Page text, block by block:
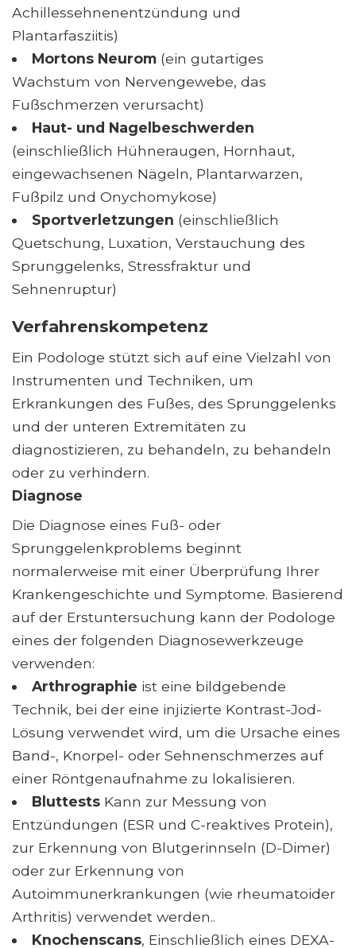
Achillessehnenentzündung und
Plantarfasziitis)
Mortons Neurom(ein gutartiges
Wachstum von Nervengewebe, das
Fußschmerzen verursacht)
Haut- und Nagelbeschwerden
(einschließlich Hühneraugen, Hornhaut,
eingewachsenen Nägeln, Plantarwarzen,
Fußpilz und Onychomykose)
Sportverletzungen (einschließlich
Quetschung, Luxation, Verstauchung des
Sprunggelenks, Stressfraktur und
Sehnenruptur)
Verfahrenskompetenz
Ein Podologe stützt sich auf eine Vielzahl von
Instrumenten und Techniken, um
Erkrankungen des Fußes, des Sprunggelenks
und der unteren Extremitäten zu
diagnostizieren, zu behandeln, zu behandeln
oder zu verhindern.
Diagnose
Die Diagnose eines Fuß- oder
Sprunggelenkproblems beginnt
normalerweise mit einer Überprüfung Ihrer
Krankengeschichte und Symptome. Basierend
auf der Erstuntersuchung kann der Podologe
eines der folgenden Diagnosewerkzeuge
verwenden:
Arthrographie ist eine bildgebende
Technik, bei der eine injizierte Kontrast-Jod-
Lösung verwendet wird, um die Ursache eines
Band-, Knorpel- oder Sehnenschmerzes auf
einer Röntgenaufnahme zu lokalisieren.
BluttestsKann zur Messung von
Entzündungen (ESR und C-reaktives Protein),
zur Erkennung von Blutgerinnseln (D-Dimer)
oder zur Erkennung von
Autoimmunerkrankungen (wie rheumatoider
Arthritis) verwendet werden..
Knochenscans, Einschließlich eines DEXA-